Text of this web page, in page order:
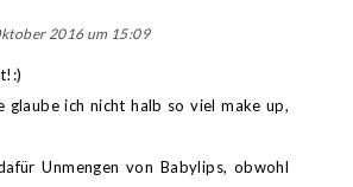
2016 um 15:09
glaube ich nicht halb so viel make up,
Unmengen von Babylips, obwohl